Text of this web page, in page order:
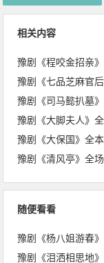
相关内容
豫剧《程咬金招亲
豫剧《七品芝麻官
豫剧《司马懿扒墓
豫剧《大脚夫人》
豫剧《大保国》全
豫剧《清风亭》全
随便看看
豫剧《杨八姐游春
豫剧《泪洒相思地